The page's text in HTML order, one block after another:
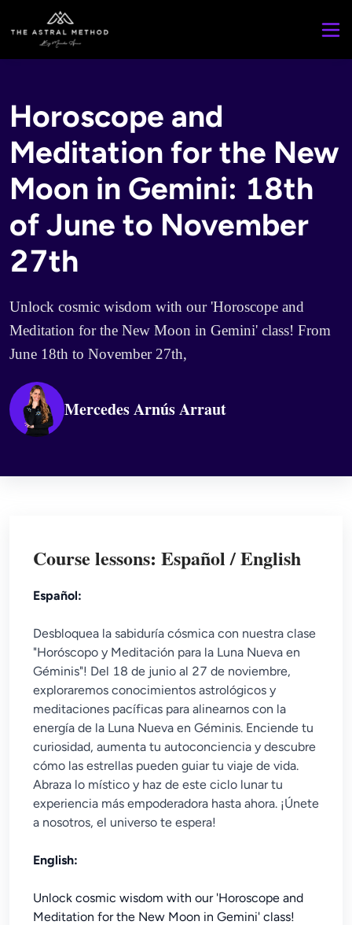
Horoscope and
Meditation for the New
Moon in Gemini: 18th
of June to November
27th
Unlock cosmic wisdom with our 'Horoscope and
Meditation for the New Moon in Gemini' class! From
June 18th to November 27th,
Mercedes Arnús Arraut
Course lessons: Español / English
Español:
Desbloquea la sabiduría cósmica con nuestra clase
"Horóscopo y Meditación para la Luna Nueva en
Géminis"! Del 18 de junio al 27 de noviembre,
exploraremos conocimientos astrológicos y
meditaciones pacíficas para alinearnos con la
energía de la Luna Nueva en Géminis. Enciende tu
curiosidad, aumenta tu autoconciencia y descubre
cómo las estrellas pueden guiar tu viaje de vida.
Abraza lo místico y haz de este ciclo lunar tu
experiencia más empoderadora hasta ahora. ¡Únete
a nosotros, el universo te espera!
English:
Unlock cosmic wisdom with our 'Horoscope and
Meditation for the New Moon in Gemini' class!